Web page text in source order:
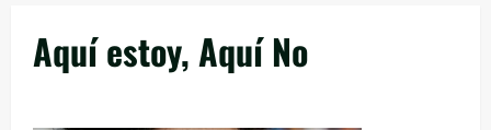
Aquí estoy, Aquí No